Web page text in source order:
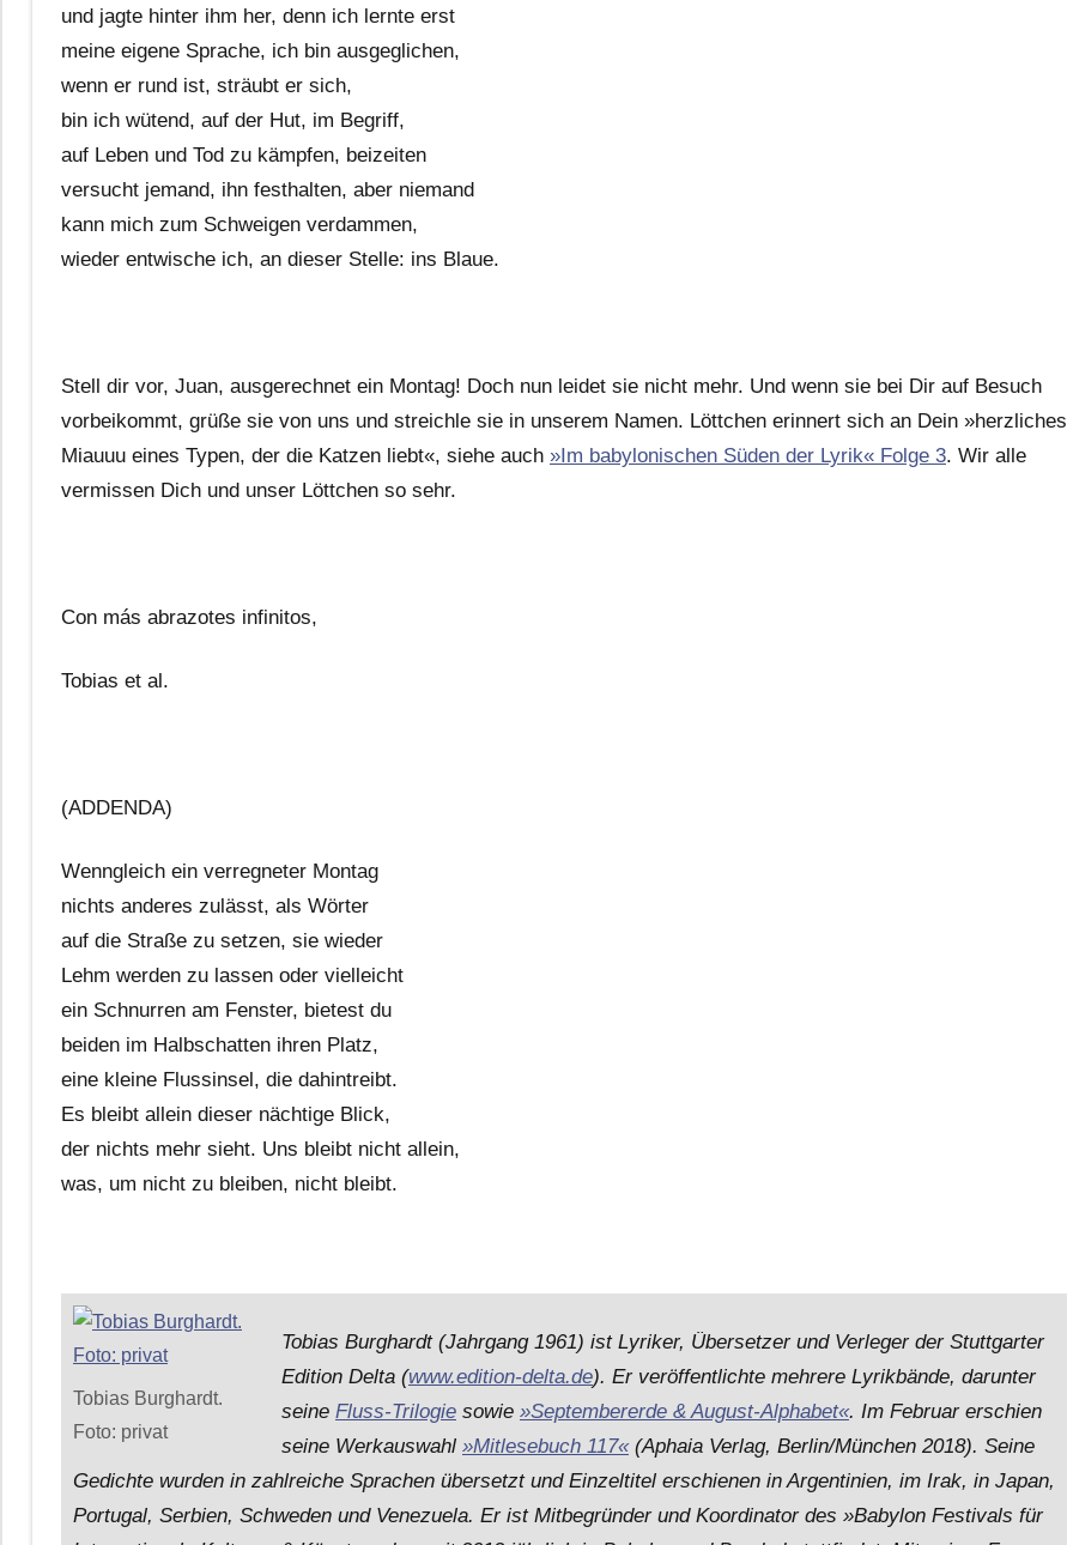
und jagte hinter ihm her, denn ich lernte erst
meine eigene Sprache, ich bin ausgeglichen,
wenn er rund ist, sträubt er sich,
bin ich wütend, auf der Hut, im Begriff,
auf Leben und Tod zu kämpfen, beizeiten
versucht jemand, ihn festhalten, aber niemand
kann mich zum Schweigen verdammen,
wieder entwische ich, an dieser Stelle: ins Blaue.
Stell dir vor, Juan, ausgerechnet ein Montag! Doch nun leidet sie nicht mehr. Und wenn sie bei Dir auf Besuch
vorbeikommt, grüße sie von uns und streichle sie in unserem Namen. Löttchen erinnert sich an Dein »herzliches
Miauuu eines Typen, der die Katzen liebt«, siehe auch »Im babylonischen Süden der Lyrik« Folge 3. Wir alle
vermissen Dich und unser Löttchen so sehr.
Con más abrazotes infinitos,
Tobias et al.
(ADDENDA)
Wenngleich ein verregneter Montag
nichts anderes zulässt, als Wörter
auf die Straße zu setzen, sie wieder
Lehm werden zu lassen oder vielleicht
ein Schnurren am Fenster, bietest du
beiden im Halbschatten ihren Platz,
eine kleine Flussinsel, die dahintreibt.
Es bleibt allein dieser nächtige Blick,
der nichts mehr sieht. Uns bleibt nicht allein,
was, um nicht zu bleiben, nicht bleibt.
Tobias Burghardt.
Foto: privat
Tobias Burghardt (Jahrgang 1961) ist Lyriker, Übersetzer und Verleger der Stuttgarter
Edition Delta (www.edition-delta.de). Er veröffentlichte mehrere Lyrikbände, darunter
seine Fluss-Trilogie sowie »Septembererde & August-Alphabet«. Im Februar erschien
seine Werkauswahl »Mitlesebuch 117«(Aphaia Verlag, Berlin/München 2018). Seine
Gedichte wurden in zahlreiche Sprachen übersetzt und Einzeltitel erschienen in Argentinien, im Irak, in Japan,
Portugal, Serbien, Schweden und Venezuela. Er ist Mitbegründer und Koordinator des »Babylon Festivals für